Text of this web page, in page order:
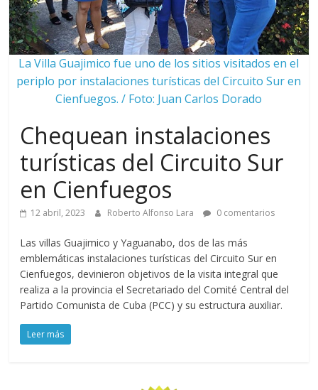
La Villa Guajimico fue uno de los sitios visitados en el
periplo por instalaciones turísticas del Circuito Sur en
Cienfuegos. / Foto: Juan Carlos Dorado
Chequean instalaciones
turísticas del Circuito Sur
en Cienfuegos
12 abril, 2023 Roberto Alfonso Lara 0 comentarios
Las villas Guajimico y Yaguanabo, dos de las más
emblemáticas instalaciones turísticas del Circuito Sur en
Cienfuegos, devinieron objetivos de la visita integral que
realiza a la provincia el Secretariado del Comité Central del
Partido Comunista de Cuba (PCC) y su estructura auxiliar.
Leer más